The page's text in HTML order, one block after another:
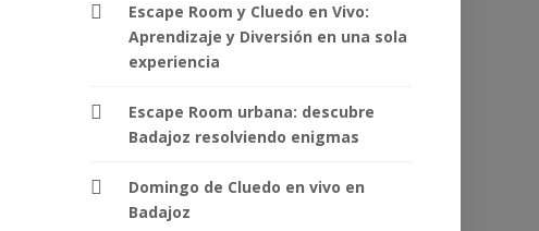
Escape Room y Cluedo en Vivo:
Aprendizaje y Diversión en una sola
experiencia
Escape Room urbana: descubre
Badajoz resolviendo enigmas
Domingo de Cluedo en vivo en
Badajoz